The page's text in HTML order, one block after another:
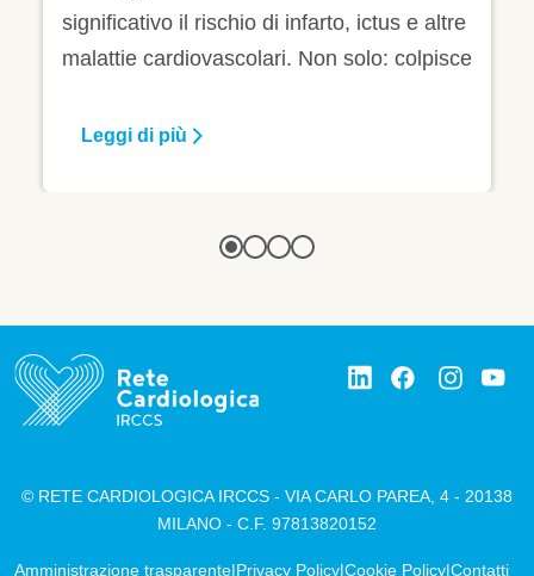
e altre
colpisce
Scopri come prevenire l’ipertensione
partecipa allo studio Cvrisk-IT.
Leggi di più
© RETE CARDIOLOGICA IRCCS - VIA CARLO PAREA, 4 - 20138
MILANO - C.F. 97813820152
Amministrazione trasparente Privacy Policy Cookie Policy Contatti